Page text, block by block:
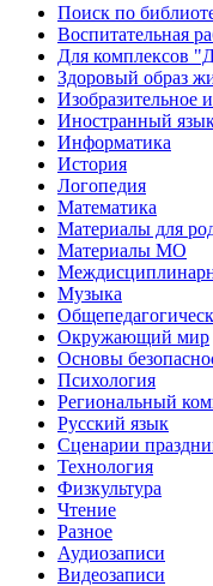
Поиск по
Воспитательная
Для комплексов
Здоровый образ
Изобразительное
Иностранный
Информатика
История
Логопедия
Математика
Материалы для
Материалы МО
Музыка
Окружающий мир
Основы
Психология
Региональный
Русский язык
Сценарии
Технология
Физкультура
Чтение
Разное
Аудиозаписи
Видеозаписи